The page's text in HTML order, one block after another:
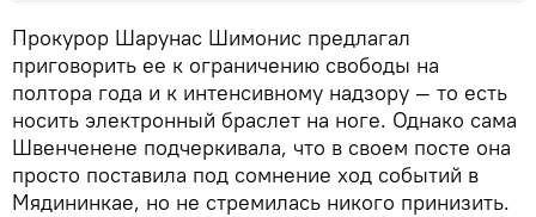
Прокурор Шарунас Шимонис предлагал
приговорить ее к ограничению свободы на
полтора года и к интенсивному надзору — то есть
носить электронный браслет на ноге. Однако сама
Швенченене подчеркивала, что в своем посте она
просто поставила под сомнение ход событий в
Мядининкае, но не стремилась никого принизить.